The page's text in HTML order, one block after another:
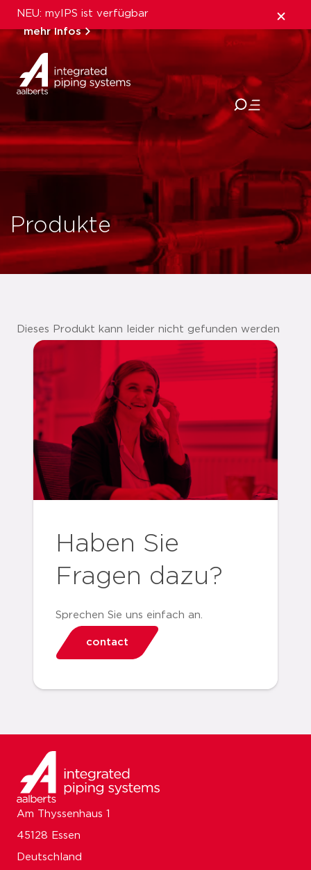
NEU: myIPS ist verfügbar
mehr Infos
schließen
Produkte
Dieses Produkt kann leider nicht gefunden werden
Haben Sie
Fragen dazu?
Sprechen Sie uns einfach an.
contact
Am Thyssenhaus 1
45128 Essen
Deutschland